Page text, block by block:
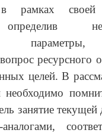
в рамках своей
ресурсного
целей. В
необходимо
занятие